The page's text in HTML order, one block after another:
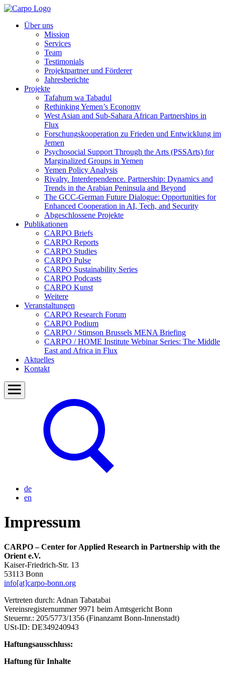
Über uns
Mission
Services
Team
Testimonials
Projektpartner und Förderer
Jahresberichte
Projekte
Tafahum wa Tabadul
Rethinking Yemen’s Economy
West Asian and Sub-Sahara African Partnerships in
Flux
Forschungskooperation zu Frieden und Entwicklung im
Jemen
Psychosocial Support Through the Arts (PSSArts) for
Marginalized Groups in Yemen
Yemen Policy Analysis
Rivalry. Interdependence. Partnership: Dynamics and
Trends in the Arabian Peninsula and Beyond
The GCC-German Future Dialogue: Opportunities for
Enhanced Cooperation in AI, Tech, and Security
Abgeschlossene Projekte
Publikationen
CARPO Briefs
CARPO Reports
CARPO Studies
CARPO Pulse
CARPO Sustainability Series
CARPO Podcasts
CARPO Kunst
Weitere
Veranstaltungen
CARPO Research Forum
CARPO Podium
CARPO / Stimson Brussels MENA Briefing
CARPO / HOME Institute Webinar Series: The Middle
East and Africa in Flux
Aktuelles
Kontakt
de
en
Impressum
CARPO – Center for Applied Research in Partnership with the
Orient e.V.
Kaiser-Friedrich-Str. 13
53113 Bonn
info[at]carpo-bonn.org
Vertreten durch: Adnan Tabatabai
Vereinsregisternummer 9971 beim Amtsgericht Bonn
Steuernr.: 205/5773/1356 (Finanzamt Bonn-Innenstadt)
USt-ID: DE349240943
Haftungsausschluss:
Haftung für Inhalte